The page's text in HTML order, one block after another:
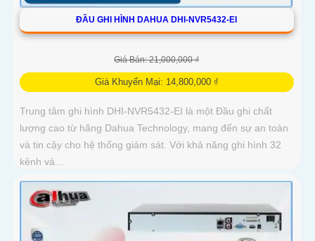
ĐẦU GHI HÌNH DAHUA DHI-NVR5432-EI
Giá Bán: 21,000,000 ₫
Giá Khuyến Mại: 14,800,000 ₫
Trung tâm ghi hình DHI-NVR5432-EI là một Đầu ghi chất
lượng cao từ hãng Dahua Technology, mang đến sự an toàn
và tin cậy cho hệ thống giám sát. Với khả năng ghi hình 32
kênh và...